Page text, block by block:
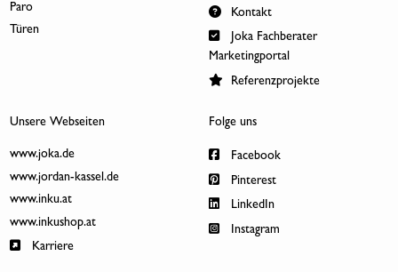
Paro
Türen
Kontakt
Joka Fachberater
Marketingportal
Referenzprojekte
Unsere Webseiten
www.joka.de
www.jordan-kassel.de
www.inku.at
www.inkushop.at
Karriere
Folge uns
Facebook
Pinterest
LinkedIn
Instagram